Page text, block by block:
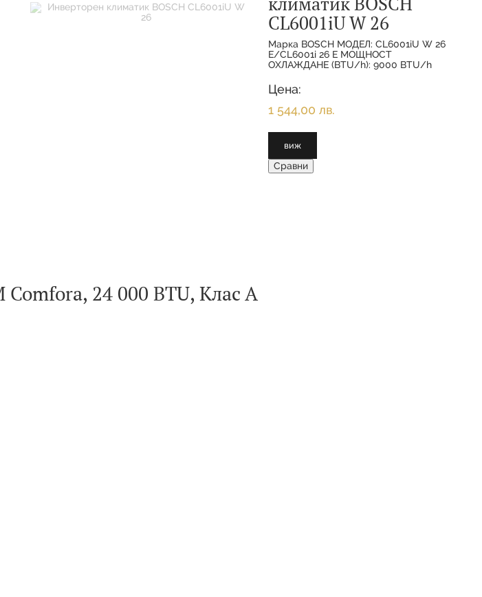
CL6001iU W 26
Марка BOSCH МОДЕЛ: CL6001iU W 26
E/CL6001i 26 E МОЩНОСТ
ОХЛАЖДАНЕ (BTU/h): 9000 BTU/h
2.600 KW МОЩНОСТ
ОТОПЛЕНИЕ(НОМИНАЛНА):
Цена:
1 544,00 лв.
виж
Сравни
24 000 BTU, Клас А